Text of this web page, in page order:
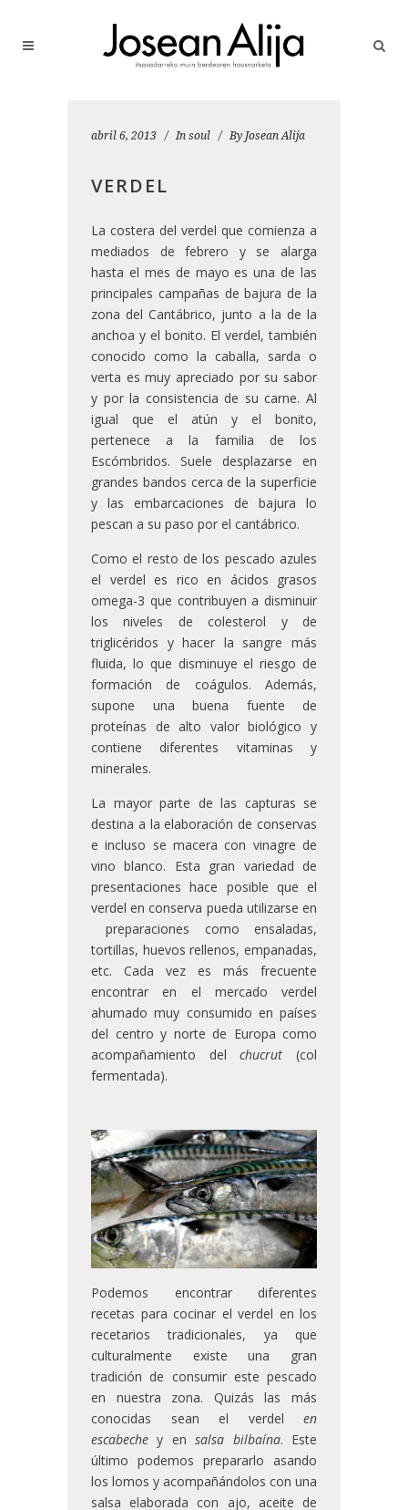
abril 6, 2013 Insoul By Josean Alija
VERDEL
La costera del verdel que comienza a
mediados de febrero y se alarga
hasta el mes de mayo es una de las
principales campañas de bajura de la
zona del Cantábrico, junto a la de la
anchoa y el bonito. El verdel, también
conocido como la caballa, sarda o
verta es muy apreciado por su sabor
y por la consistencia de su carne. Al
igual que el atún y el bonito,
pertenece a la familia de los
Escómbridos. Suele desplazarse en
grandes bandos cerca de la superficie
y las embarcaciones de bajura lo
pescan a su paso por el cantábrico.
Como el resto de los pescado azules
el verdel es rico en ácidos grasos
omega-3 que contribuyen a disminuir
los niveles de colesterol y de
triglicéridos y hacer la sangre más
fluida, lo que disminuye el riesgo de
formación de coágulos. Además,
supone una buena fuente de
proteínas de alto valor biológico y
contiene diferentes vitaminas y
minerales.
La mayor parte de las capturas se
destina a la elaboración de conservas
e incluso se macera con vinagre de
vino blanco. Esta gran variedad de
presentaciones hace posible que el
verdel en conserva pueda utilizarse en
preparaciones como ensaladas,
tortillas, huevos rellenos, empanadas,
etc. Cada vez es más frecuente
encontrar en el mercado verdel
ahumado muy consumido en países
del centro y norte de Europa como
acompañamiento delchucrut(col
fermentada).
Podemos encontrar diferentes
recetas para cocinar el verdel en los
recetarios tradicionales, ya que
culturalmente existe una gran
tradición de consumir este pescado
en nuestra zona. Quizás las más
conocidas sean el verdel en
escabeche y ensalsa bilbaína. Este
último podemos prepararlo asando
los lomos y acompañándolos con una
salsa elaborada con ajo, aceite de